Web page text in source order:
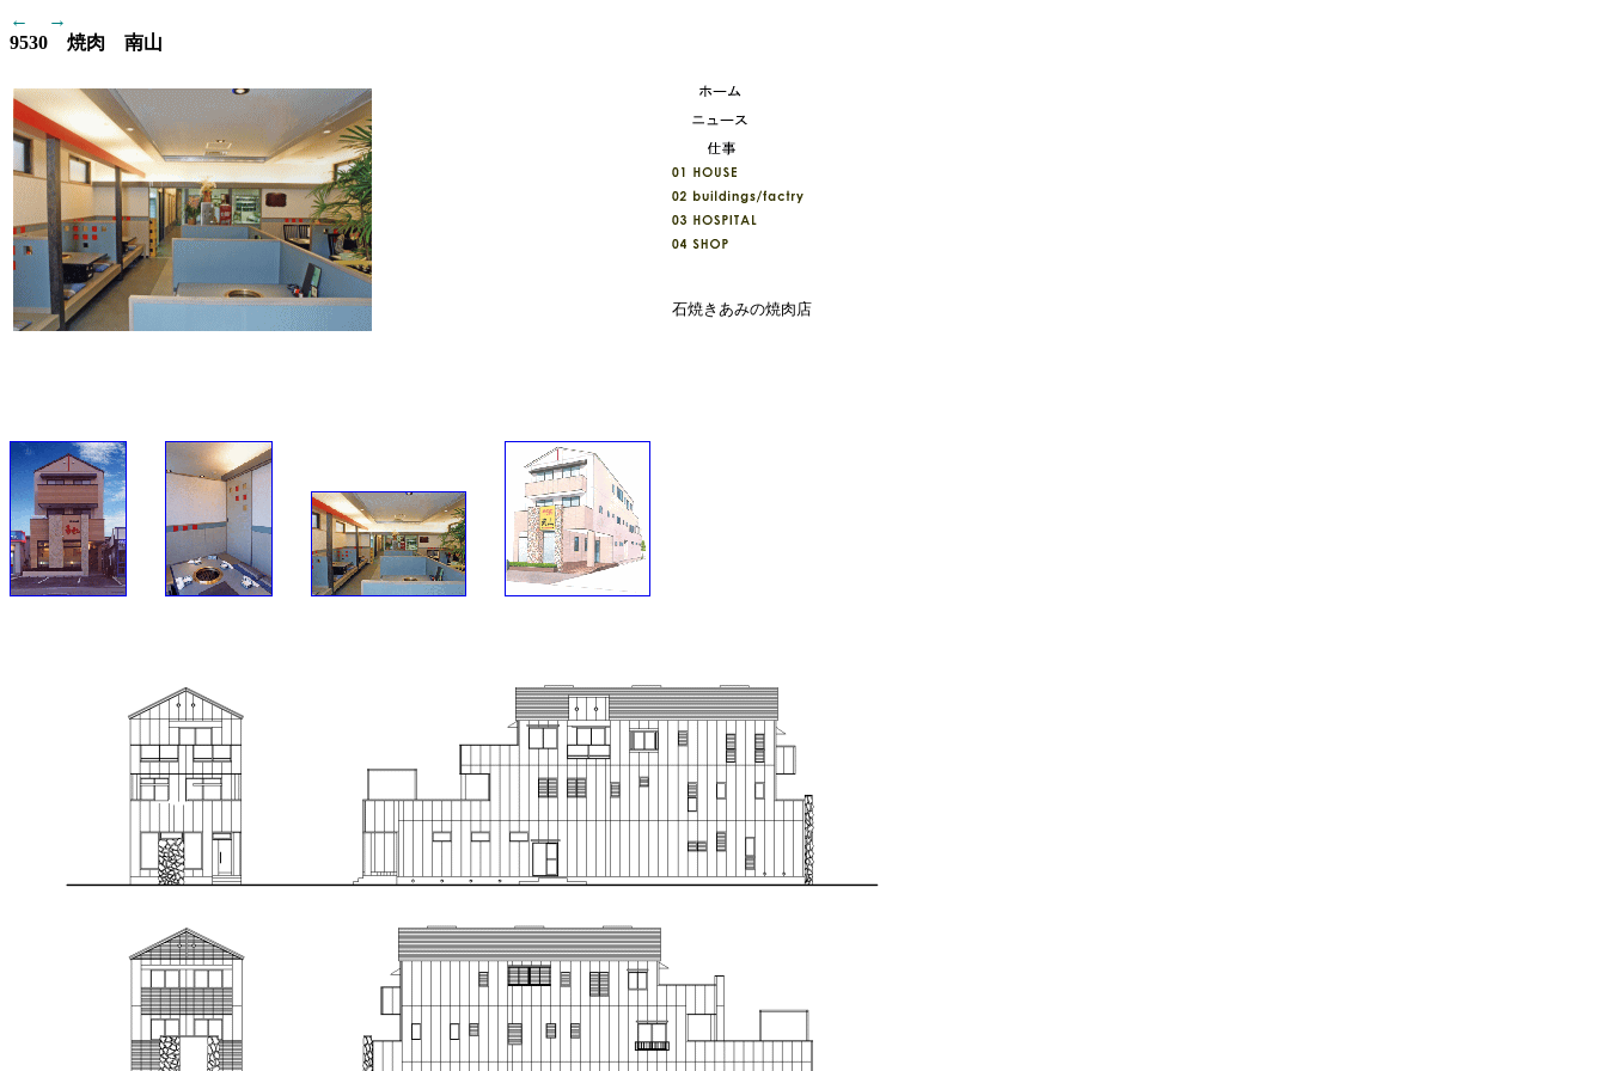
←
→
9530 焼肉 南山
石焼きあみの焼肉店